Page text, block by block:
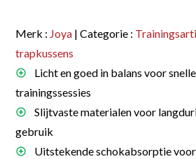
Merk : Joya | Categorie :
trapkussens
Licht en goed in balans voor
trainingssessies
Slijtvaste materialen voor
gebruik
Uitstekende schokabsorptie